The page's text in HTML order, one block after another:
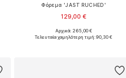
Φόρεμα 'JAST RUCHED'
129,00 €
Διαθέσιμα μεγέθη: 38, 42
Αρχικά: 265,00 €
Τελευταία χαμηλότερη τιμή:90,30 €